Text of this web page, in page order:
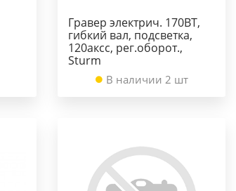
Гравер электрич. 170ВТ,
гибкий вал, подсветка,
120аксс, рег.оборот.,
Sturm
В наличии 2 шт